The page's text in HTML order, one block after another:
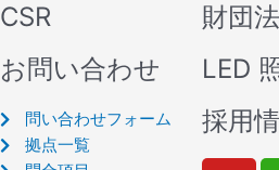
CSR
お問い合わせ
問い合わせフォーム
拠点一覧
財団
LED
採用